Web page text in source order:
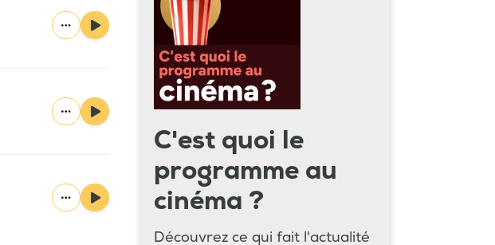
C'est quoi le
programme au
cinéma ?
Découvrez ce qui fait l'actualité